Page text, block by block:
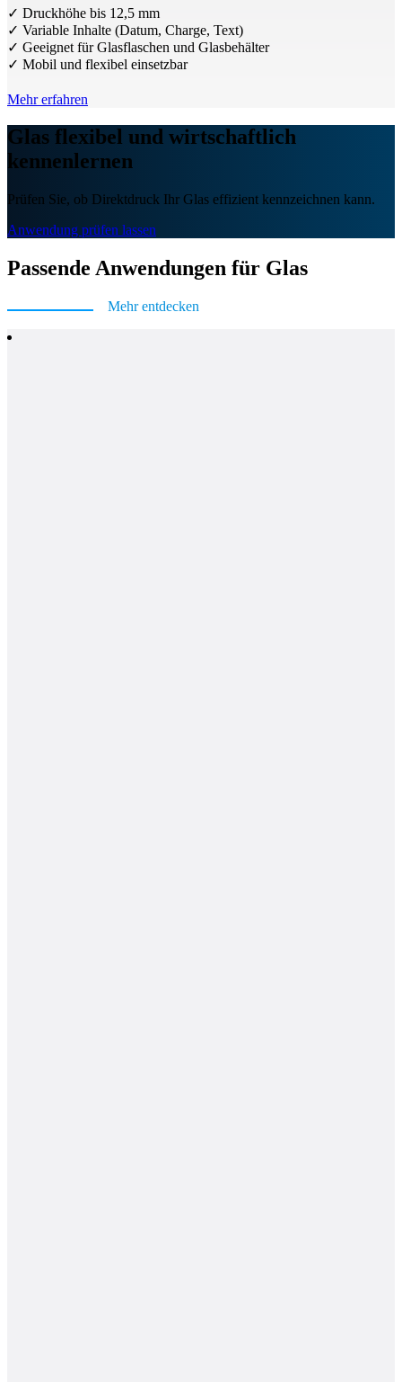
✓ Druckhöhe bis 12,5 mm
✓ Variable Inhalte (Datum, Charge, Text)
✓ Geeignet für Glasflaschen und Glasbehälter
✓ Mobil und flexibel einsetzbar
Mehr erfahren
Glas flexibel und wirtschaftlich
kennenlernen
Prüfen Sie, ob Direktdruck Ihr Glas effizient kennzeichnen kann.
Anwendung prüfen lassen
Passende Anwendungen für Glas
Mehr entdecken